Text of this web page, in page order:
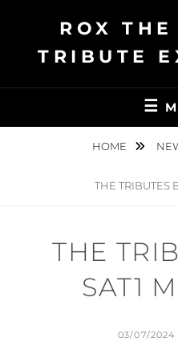
ROX THE
TRIBUTE
HOME
THE TRIBUTES
THE
SAT1
GEPLAATST
03/07/2024